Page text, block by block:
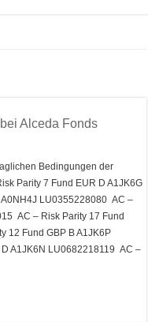
Alceda Fonds
Bedingungen der
Parity 7 Fund EUR D A1JK6G
LU0355228080 AC –
AC – Risk Parity 17 Fund
12 Fund GBP B A1JK6P
A1JK6N LU0682218119 AC –